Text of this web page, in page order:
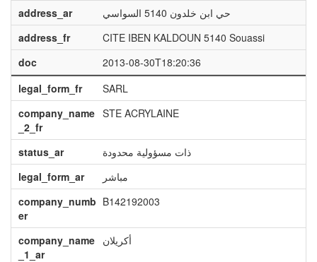
address_ar
حي ابن خلدون 5140 السواسي
address_fr
CITE IBEN KALDOUN 5140 Souassi
doc
2013-08-30T18:20:36
legal_form_fr
SARL
company_name
_2_fr
STE ACRYLAINE
status_ar
ذات مسؤولية محدودة
legal_form_ar
مباشر
company_numb
er
B142192003
company_name
_1_ar
أكريلان